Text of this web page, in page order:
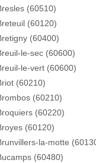
(60510)
(60120)
(60400)
le-sec (60600)
le-vert (60600)
(60210)
(60210)
(60220)
(60120)
la-motte
(60480)